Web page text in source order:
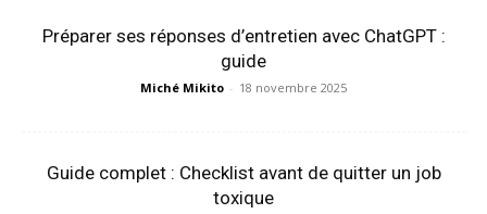
Préparer ses réponses d’entretien avec ChatGPT :
guide
Miché Mikito - 18 novembre 2025
Guide complet : Checklist avant de quitter un job
toxique